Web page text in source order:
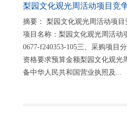
梨园文化观光周活动项目竞
摘要： 梨园文化观光周活动项
项目名称：梨园文化观光周活动
0677-f240353-105三、采购项目
资格要求预算金额梨园文化观光
备中华人民共和国营业执照及...